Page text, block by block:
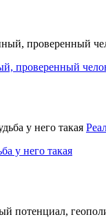
проверенный
у него такая